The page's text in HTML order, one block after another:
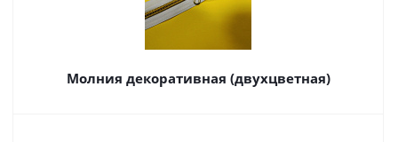
Молния декоративная (двухцветная)